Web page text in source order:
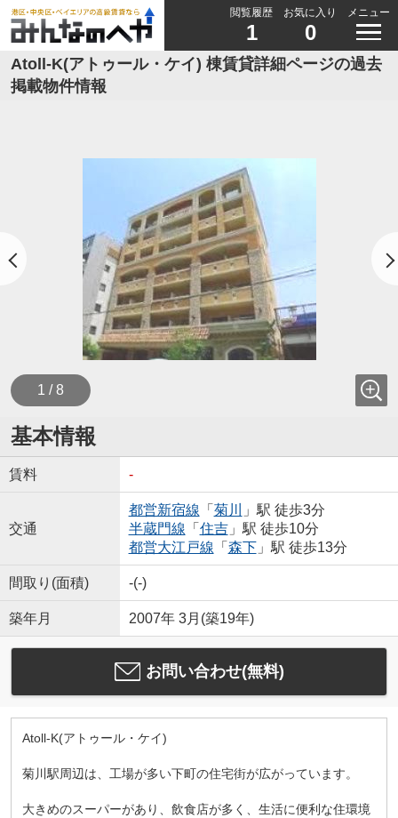
閲覧履歴
1
お気に入り
0
メニュー
Atoll-K(アトゥール・ケイ) 棟賃貸詳細ページの過去
掲載物件情報
1 / 8
基本情報
賃料 -
交通
都営新宿線 「 菊川
」駅 徒歩3分
半蔵門線 「 住吉」駅 徒歩10分
都営大江戸線 「 森下」駅 徒歩13分
間取り(面積) -(-)
築年月 2007年 3月(築19年)
お問い合わせ(無料)
Atoll-K(アトゥール・ケイ)
菊川駅周辺は、工場が多い下町の住宅街が広がっています。
大きめのスーパーがあり、飲食店が多く、生活に便利な住環境